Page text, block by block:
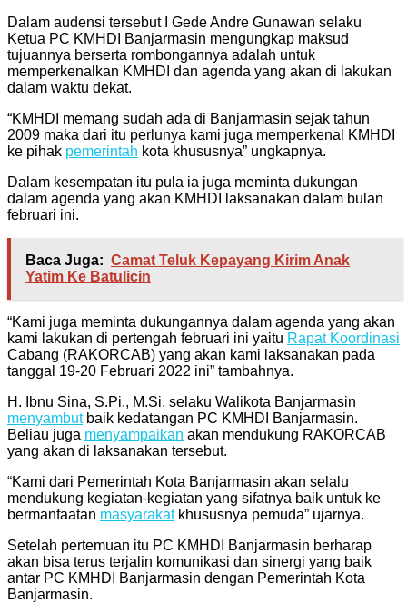
Dalam audensi tersebut I Gede Andre Gunawan selaku
Ketua PC KMHDI Banjarmasin mengungkap maksud
tujuannya berserta rombongannya adalah untuk
memperkenalkan KMHDI dan agenda yang akan di lakukan
dalam waktu dekat.
“KMHDI memang sudah ada di Banjarmasin sejak tahun
2009 maka dari itu perlunya kami juga memperkenal KMHDI
ke pihak pemerintah kota khususnya” ungkapnya.
Dalam kesempatan itu pula ia juga meminta dukungan
dalam agenda yang akan KMHDI laksanakan dalam bulan
februari ini.
Baca Juga: Camat Teluk Kepayang Kirim Anak
Yatim Ke Batulicin
“Kami juga meminta dukungannya dalam agenda yang akan
kami lakukan di pertengah februari ini yaitu Rapat Koordinasi
Cabang (RAKORCAB) yang akan kami laksanakan pada
tanggal 19-20 Februari 2022 ini” tambahnya.
H. Ibnu Sina, S.Pi., M.Si. selaku Walikota Banjarmasin
menyambutbaik kedatangan PC KMHDI Banjarmasin.
Beliau juga menyampaikan akan mendukung RAKORCAB
yang akan di laksanakan tersebut.
“Kami dari Pemerintah Kota Banjarmasin akan selalu
mendukung kegiatan-kegiatan yang sifatnya baik untuk ke
bermanfaatan masyarakatkhususnya pemuda” ujarnya.
Setelah pertemuan itu PC KMHDI Banjarmasin berharap
akan bisa terus terjalin komunikasi dan sinergi yang baik
antar PC KMHDI Banjarmasin dengan Pemerintah Kota
Banjarmasin.